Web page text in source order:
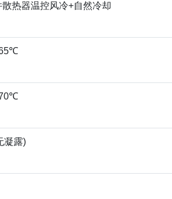
热器温控风冷+自然冷却
凝露)